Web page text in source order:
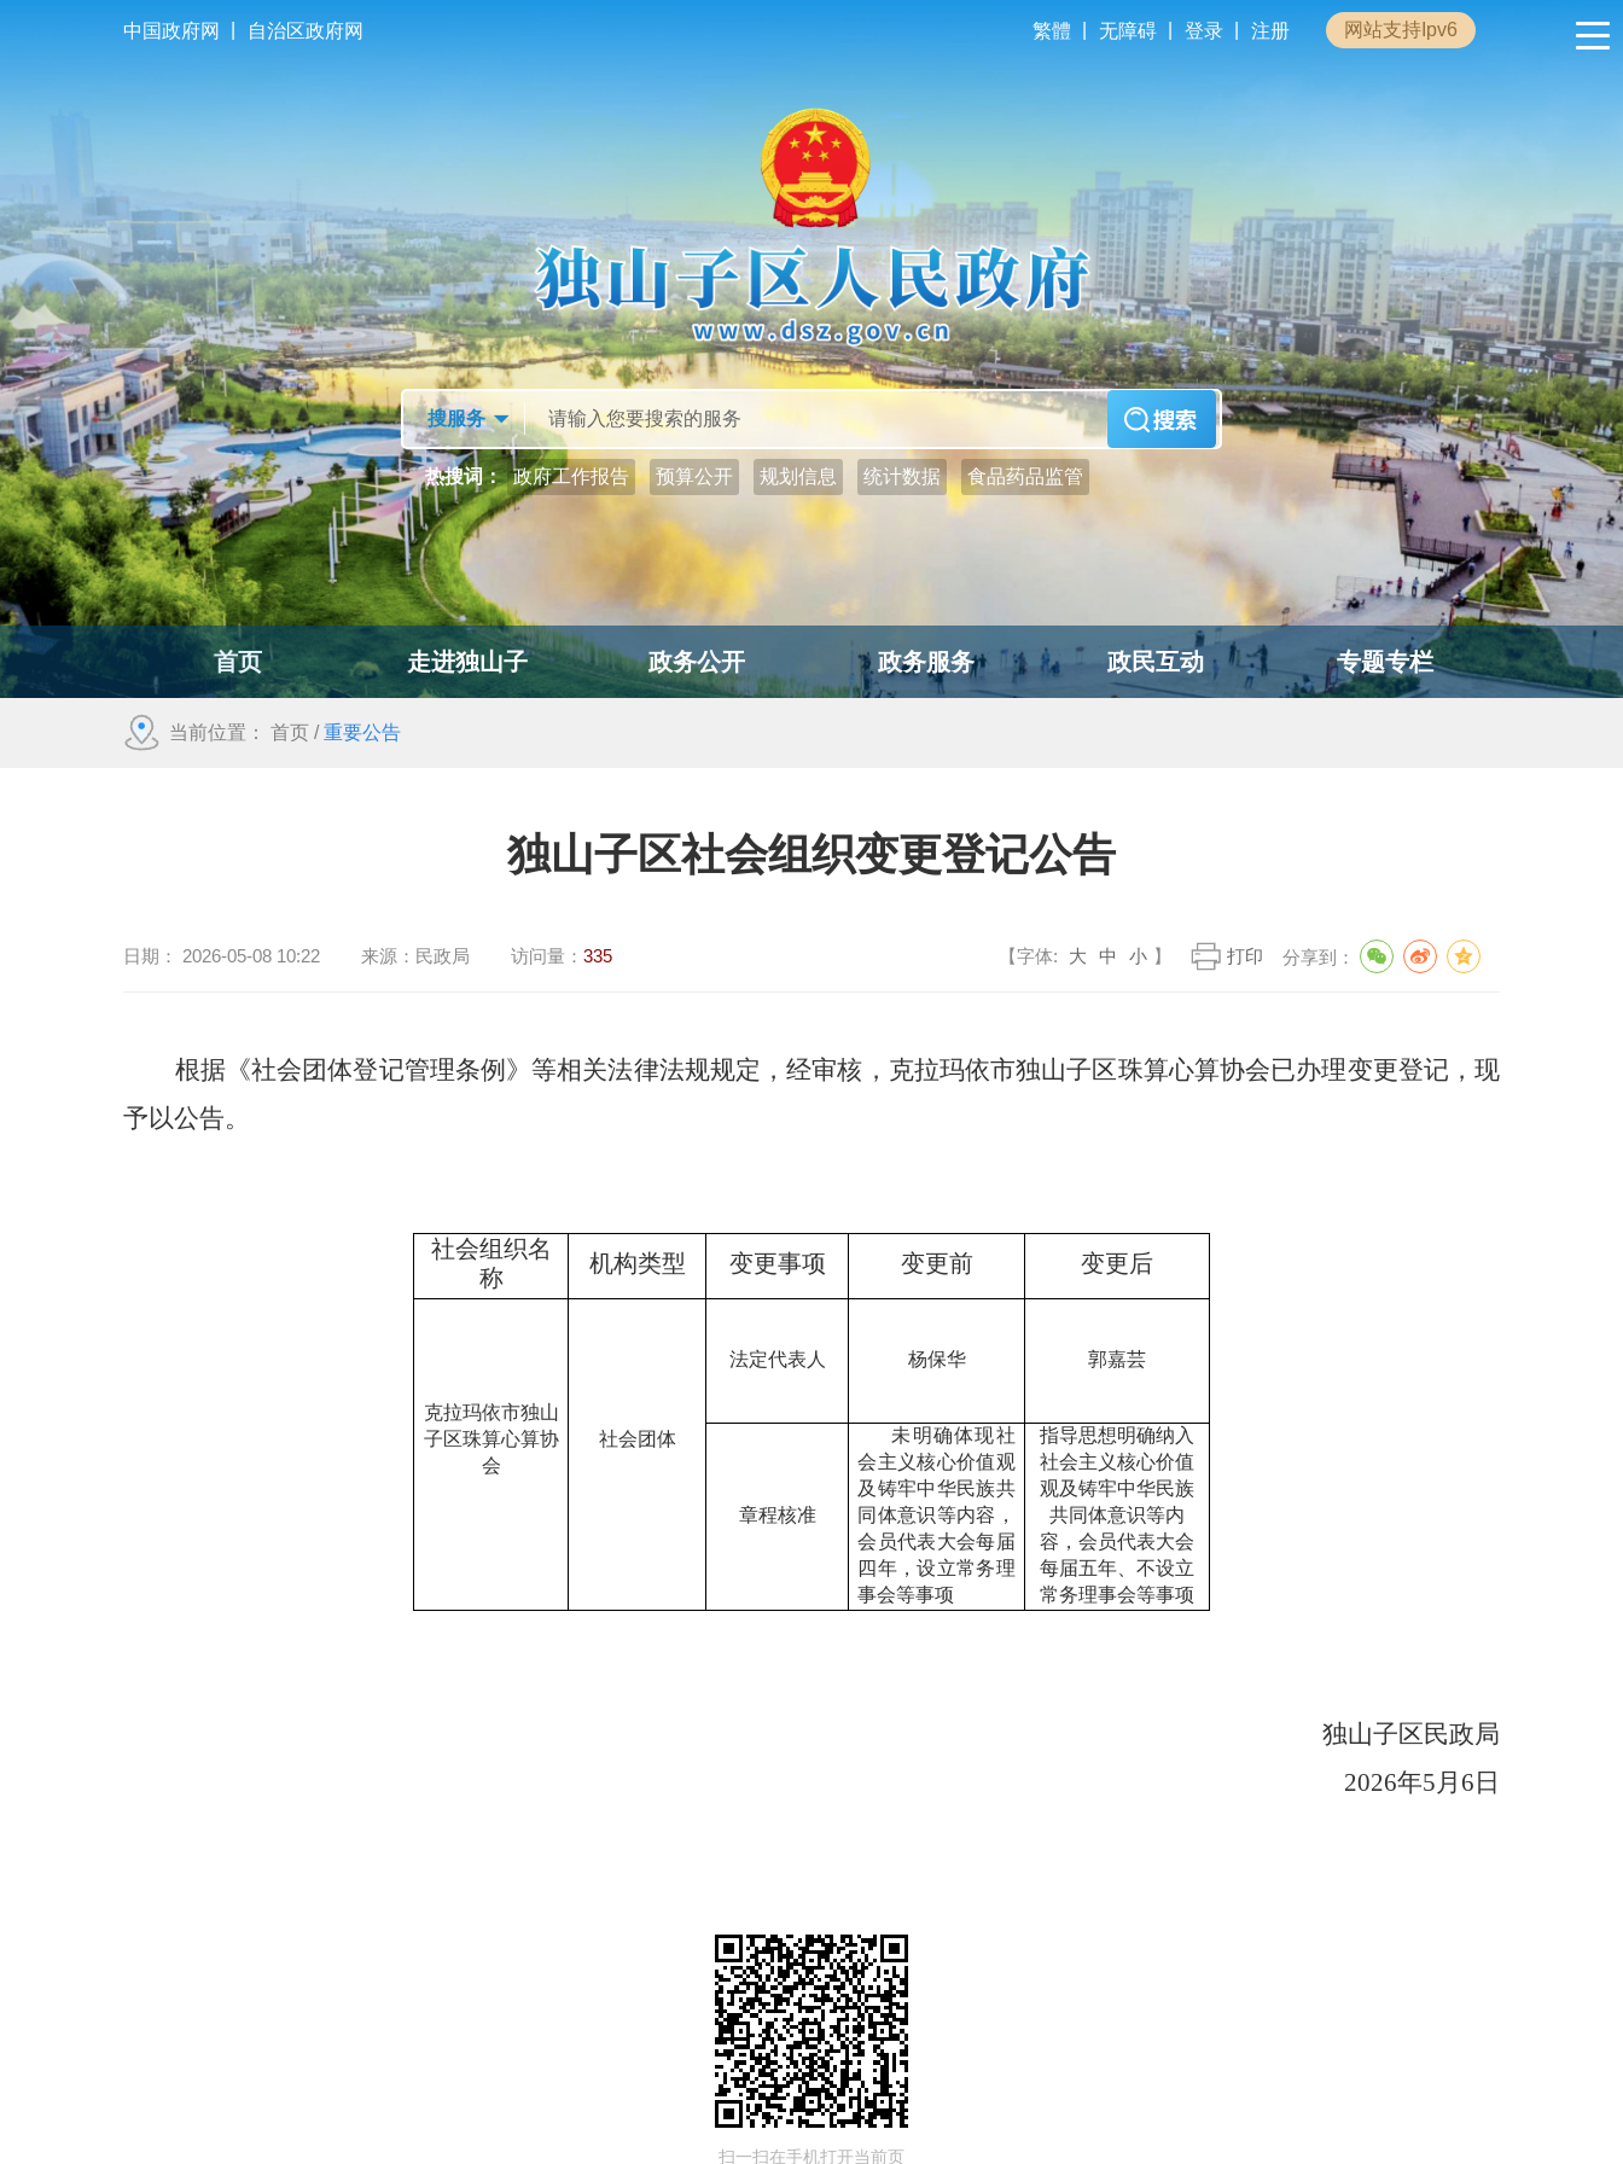
中国政府网 自治区政府网 繁體 无障碍 登录 注册 网站支持Ipv6
热搜词： 政府工作报告 预算公开 规划信息 统计数据 食品药品监管
首页 走进独山子 政务公开 政务服务 政民互动 专题专栏
首页 政民互动 专题专栏
当前位置： 首页 /重要公告
独山子区社会组织变更登记公告
日期： 2026-05-08 10:22 来源： 民政局 访问量： 335 【字体: 大 中 小 】 打印 分享到：
根据《社会团体登记管理条例 》等相关法律法规规定，经审核， 克拉玛依市独山子区珠算心算协会已办理变更登记 ，现
予以公告。
社会组织名
称
机构类型 变更事项 变更前 变更后
克拉玛依市独山
子区珠算心算协
会
社会团体
法定代表人 杨保华 郭嘉芸
章程核准
未明确体现社
会主义核心价值观
及铸牢中华民族共
同体意识等内容，
会员代表大会每届
四年，设立常务理
事会等事项
指导思想明确纳入
社会主义核心价值
观及铸牢中华民族
共同体意识等内
容，会员代表大会
每届五年、不设立
常务理事会等事项
独山子区民政局
2026年5月 6 日
扫一扫在手机打开当前页